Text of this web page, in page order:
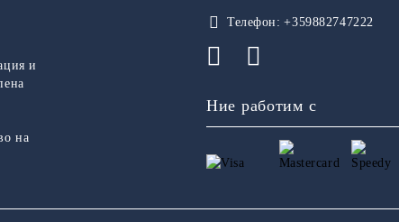
и
на
Телефон: +359882747222
Ние работим с